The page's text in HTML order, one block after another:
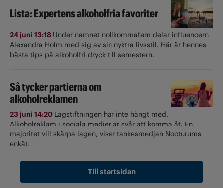
Lista: Expertens alkoholfria favoriter
24 juni 13:18 Under namnet nollkommafem delar influencern
Alexandra Holm med sig av sin nyktra livsstil. Här är hennes
bästa tips på alkoholfri dryck till semestern.
Så tycker partierna om
alkoholreklamen
23 juni 14:20 Lagstiftningen har inte hängt med.
Alkoholreklam i sociala medier är svår att komma åt. En
majoritet vill skärpa lagen, visar tankesmedjan Nocturums
enkät.
Till startsidan